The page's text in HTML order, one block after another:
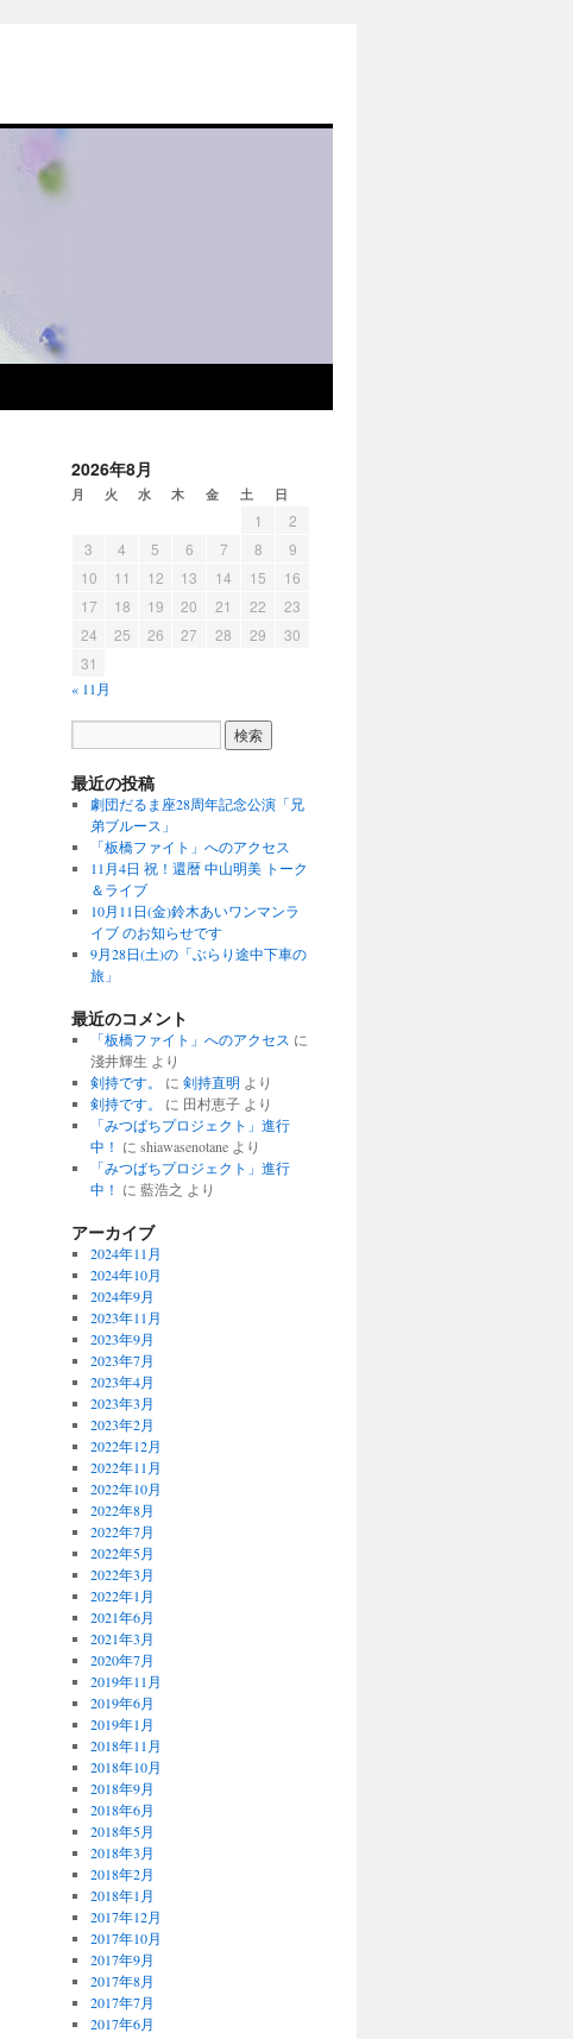
2026年8月
月 火 水 木 金 土 日
1
2
3
4 5 6 7 8
9
10
11 12 13 14 15
16
17
18 19 20 21 22
23
24
25 26 27 28 29
30
31
« 11月
最近の投稿
劇団だるま座28周年記念公演「兄
弟ブルース」
「板橋ファイト」へのアクセス
11月4日 祝！還暦 中山明美 トーク
＆ライブ
10月11日(金)鈴木あいワンマンラ
イブ のお知らせです
9月28日(土)の「ぶらり途中下車の
旅」
最近のコメント
「板橋ファイト」へのアクセス に
淺井輝生 より
剣持です。
に 剣持直明 より
剣持です。
に 田村恵子より
「みつばちプロジェクト」進行
中！ に shiawasenotaneより
「みつばちプロジェクト」進行
中！ に 藍浩之 より
アーカイブ
2024年11月
2024年10月
2024年9月
2023年11月
2023年9月
2023年7月
2023年4月
2023年3月
2023年2月
2022年12月
2022年11月
2022年10月
2022年8月
2022年7月
2022年5月
2022年3月
2022年1月
2021年6月
2021年3月
2020年7月
2019年11月
2019年6月
2019年1月
2018年11月
2018年10月
2018年9月
2018年6月
2018年5月
2018年3月
2018年2月
2018年1月
2017年12月
2017年10月
2017年9月
2017年8月
2017年7月
2017年6月